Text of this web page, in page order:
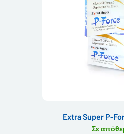
Extra Super P-
Σε